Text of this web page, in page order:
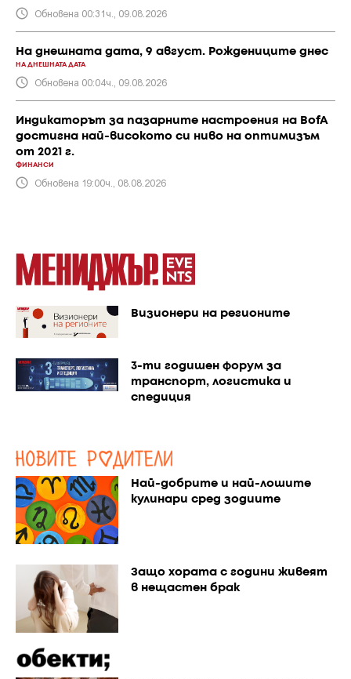
Обновена 00:31ч., 09.08.2026
На днешната дата, 9 август. Рождениците днес
НА ДНЕШНАТА ДАТА
Обновена 00:04ч., 09.08.2026
Индикаторът за пазарните настроения на BofA
достигна най-високото си ниво на оптимизъм
от 2021 г.
ФИНАНСИ
Обновена 19:00ч., 08.08.2026
Визионери на регионите
3-ти годишен форум за
транспорт, логистика и
спедиция
Най-добрите и най-лошите
кулинари сред зодиите
Защо хората с години живеят
в нещастен брак